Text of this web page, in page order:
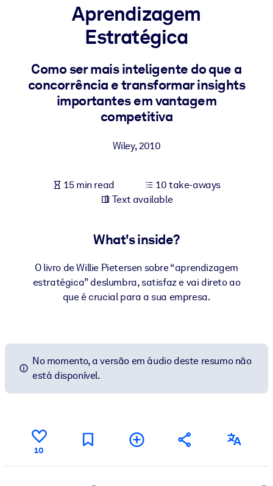
Bring bite-sized, verified knowledge into your LMS/LXP for
learning results.
For Corporate Libraries
Enrich your corporate library with trusted, ready-to-use business
outputs.
Aprendizagem
Estratégica
Como ser mais inteligente do que a
concorrência e transformar insights
importantes em vantagem
competitiva
Wiley,2010
15 min read
10 take-aways
Text available
What's inside?
O livro de Willie Pietersen sobre “aprendizagem
estratégica” deslumbra, satisfaz e vai direto ao
que é crucial para a sua empresa.
No momento, a versão em áudio deste resumo não
está disponível.
10